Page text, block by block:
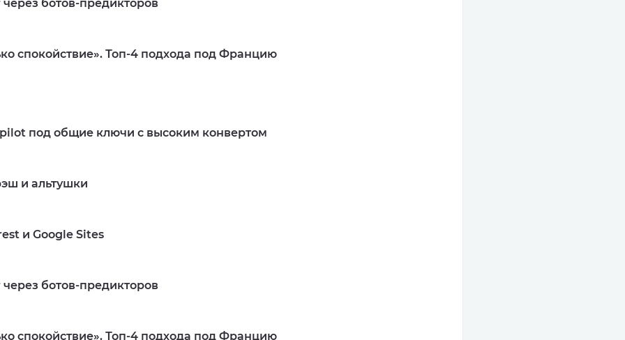
ботов-предикторов
спокойствие». Топ-4 подхода под Францию
под общие ключи с высоким конвертом
и альтушки
и Google Sites
ботов-предикторов
спокойствие». Топ-4 подхода под Францию